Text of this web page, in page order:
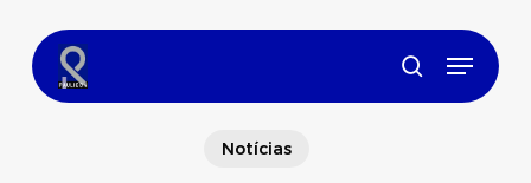
main
content
search
Menu
Notícias